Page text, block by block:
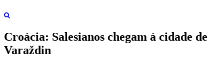
Croácia: Salesianos chegam à cidade de
Varaždin